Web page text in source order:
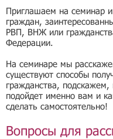
Приглашаем на семинар
граждан,
РВП, ВНЖ или
Федерации.
На семинаре мы
существуют способы
гражданства, подскажем,
подойдет именно вам и
сделать самостоятельно!
Вопросы для